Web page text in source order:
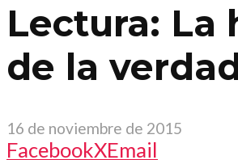
Lectura: La
de la
16 de noviembre de 2015
FacebookXEmail